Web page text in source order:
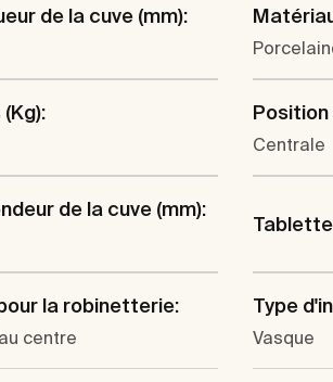
de la cuve (mm):
Position
Centrale
de la cuve (mm):
la robinetterie:
centre
Type
Vasque